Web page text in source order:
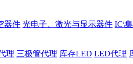
器件 光电子、激光与显示器件 IC\
理 三极管代理 库存LED LED代理